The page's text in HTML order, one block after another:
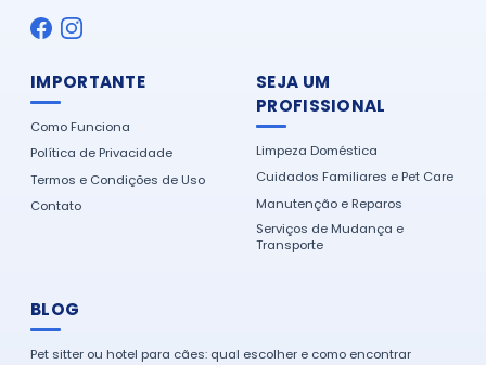
IMPORTANTE
Como Funciona
Política de Privacidade
Termos e Condições de Uso
Contato
SEJA UM
PROFISSIONAL
Limpeza Doméstica
Cuidados Familiares e Pet Care
Manutenção e Reparos
Serviços de Mudança e
Transporte
BLOG
Pet sitter ou hotel para cães: qual escolher e como encontrar